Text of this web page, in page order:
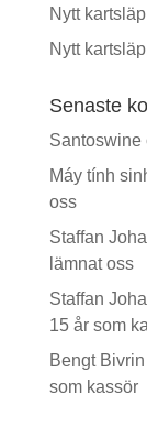
Nytt
Nytt
Senaste
Santoswine
Máy tính
oss
Staffan
lämnat oss
Staffan
15 år som
Bengt Bivrin
som kassör